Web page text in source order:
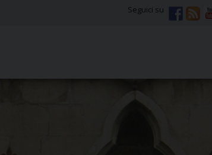
Seguici su